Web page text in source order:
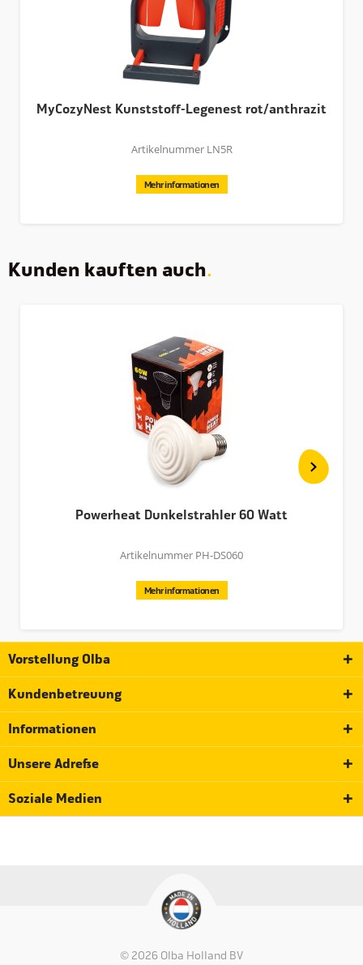
MyCozyNest Kunststoff-Legenest rot/anthrazit
Artikelnummer LN5R
Mehr informationen
Kunden kauften auch
Powerheat Dunkelstrahler 60 Watt
Artikelnummer PH-DS060
Mehr informationen
Vorstellung Olba
Kundenbetreuung
Informationen
Unsere Adresse
Soziale Medien
© 2026 Olba Holland BV